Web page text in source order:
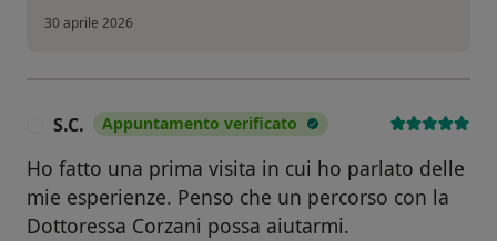
30 aprile 2026
S.C. Appuntamento verificato
Ho fatto una prima visita in cui ho parlato delle
mie esperienze. Penso che un percorso con la
Dottoressa Corzani possa aiutarmi.